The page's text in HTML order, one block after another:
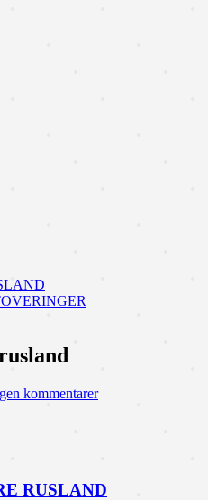
kommentarer
RUSLAND